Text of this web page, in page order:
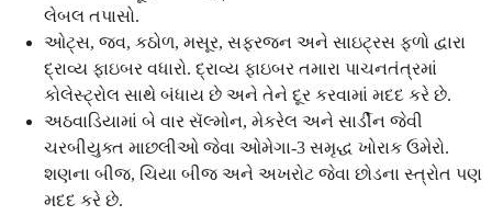
લેબલ તપાસો.
ઓટ્સ, જવ, કઠોળ, મસૂર, સફરજન અને સાઇટ્રસ ફળો દ્વારા
દ્રાવ્ય ફાઇબર વધારો. દ્રાવ્ય ફાઇબર તમારા પાચનતંત્રમાં
કોલેસ્ટ્રોલ સાથે બંધાય છે અને તેને દૂર કરવામાં મદદ કરે છે.
અઠવાડિયામાં બે વાર સૅલ્મોન, મેકરેલ અને સાર્ડીન જેવી
ચરબીયુક્ત માછલીઓ જેવા ઓમેગા-3 સમૃદ્ધ ખોરાક ઉમેરો.
શણના બીજ, ચિયા બીજ અને અખરોટ જેવા છોડના સ્ત્રોત પણ
મદદ કરે છે.